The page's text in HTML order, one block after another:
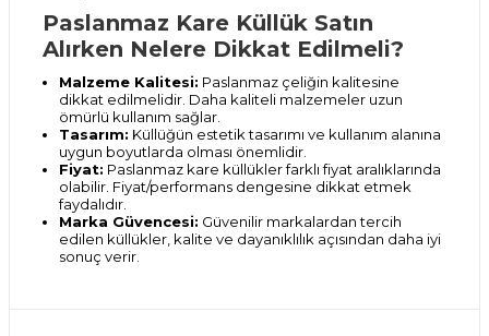
Paslanmaz Kare Küllük Satın
Alırken Nelere Dikkat Edilmeli?
Malzeme Kalitesi: Paslanmaz çeliğin kalitesine
dikkat edilmelidir. Daha kaliteli malzemeler uzun
ömürlü kullanım sağlar.
Tasarım: Küllüğün estetik tasarımı ve kullanım alanına
uygun boyutlarda olması önemlidir.
Fiyat: Paslanmaz kare küllükler farklı fiyat aralıklarında
olabilir. Fiyat/performans dengesine dikkat etmek
faydalıdır.
Marka Güvencesi: Güvenilir markalardan tercih
edilen küllükler, kalite ve dayanıklılık açısından daha iyi
sonuç verir.